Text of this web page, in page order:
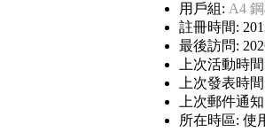
用戶組: A4
註冊時間:
最後訪問:
上次活動時間
上次發表時間
上次郵件通
所在時區: 使